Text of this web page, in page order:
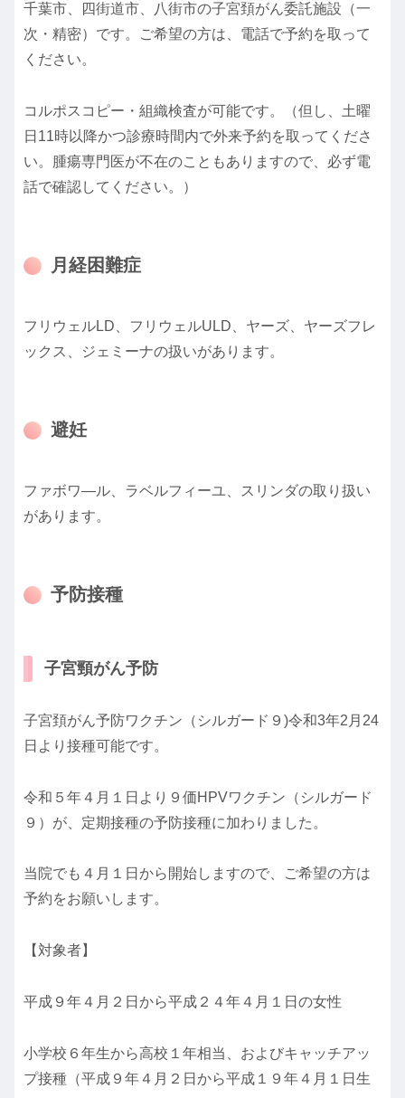
千葉市、四街道市、八街市の子宮頚がん委託施設（一
次・精密）です。ご希望の方は、電話で予約を取って
ください。
コルポスコピー・組織検査が可能です。（但し、土曜
日11時以降かつ診療時間内で外来予約を取ってくださ
い。腫瘍専門医が不在のこともありますので、必ず電
話で確認してください。）
月経困難症
フリウェルLD、フリウェルULD、ヤーズ、ヤーズフレ
ックス、ジェミーナの扱いがあります。
避妊
ファボワ―ル、ラベルフィーユ、スリンダの取り扱い
があります。
予防接種
子宮頸がん予防
子宮頚がん予防ワクチン（シルガード９)令和3年2月24
日より接種可能です。
令和５年４月１日より９価HPVワクチン（シルガード
９）が、定期接種の予防接種に加わりました。
当院でも４月１日から開始しますので、ご希望の方は
予約をお願いします。
【対象者】
平成９年４月２日から平成２４年４月１日の女性
小学校６年生から高校１年相当、およびキャッチアッ
プ接種（平成９年４月２日から平成１９年４月１日生